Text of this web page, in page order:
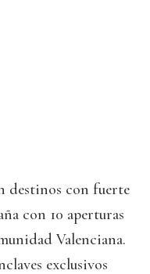
destinos con fuerte
con 10 aperturas
Valenciana.
exclusivos